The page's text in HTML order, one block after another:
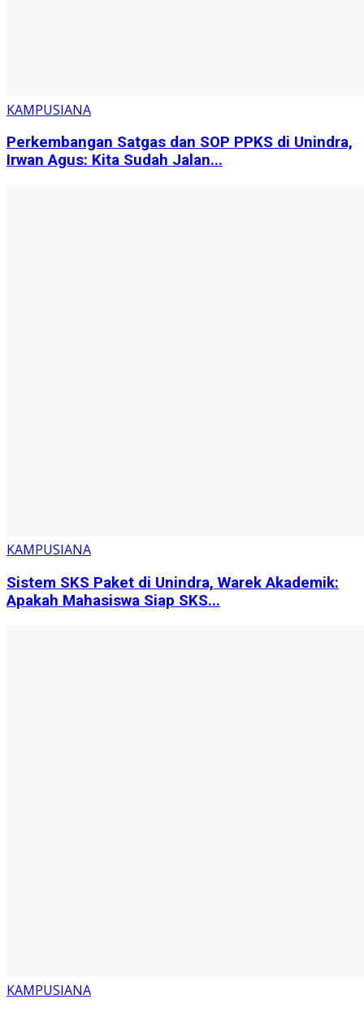
KAMPUSIANA
Perkembangan Satgas dan SOP PPKS di Unindra,
Irwan Agus: Kita Sudah Jalan...
KAMPUSIANA
Sistem SKS Paket di Unindra, Warek Akademik:
Apakah Mahasiswa Siap SKS...
KAMPUSIANA